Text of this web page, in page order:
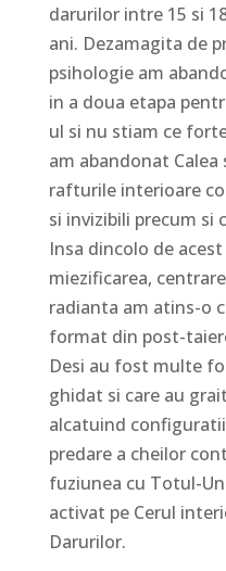
darurilor intre 15 si
ani. Dezamagita de
psihologie am
in a doua etapa
ul si nu stiam ce
am abandonat Calea
rafturile interioare
si invizibili precum si
Insa dincolo de
miezificarea,
radianta am atins-o
format din post-
Desi au fost multe
ghidat si care au
alcatuind
predare a cheilor
fuziunea cu Totul-
activat pe Cerul
Darurilor.